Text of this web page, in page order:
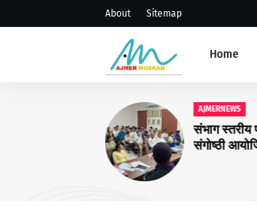
About Sitemap
Home
AJMERNEWS
संभाग स्तरीय
संगोष्ठी